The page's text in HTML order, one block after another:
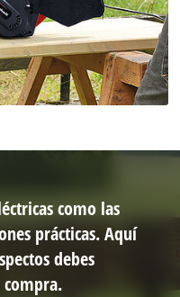
como las
prácticas. Aquí
debes